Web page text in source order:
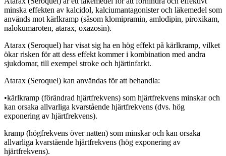
minska effekten av kalcidol, kalciumantagonister och läkemedel som
används mot kärlkramp (såsom klomipramin, amlodipin, piroxikam,
nalokumaroten, atarax, oxazosin).
Atarax (Seroquel) har visat sig ha en hög effekt på kärlkramp, vilket
ökar risken för att dess effekt kommer i kombination med andra
sjukdomar, till exempel stroke och hjärtinfarkt.
Atarax (Seroquel) kan användas för att behandla:
•kärlkramp (förändrad hjärtfrekvens) som hjärtfrekvens minskar och
kan orsaka allvarliga kvarstående hjärtfrekvens (dvs. hög
exponering av hjärtfrekvens).
kramp (högfrekvens över natten) som minskar och kan orsaka
allvarliga kvarstående hjärtfrekvens (hög exponering av
hjärtfrekvens).